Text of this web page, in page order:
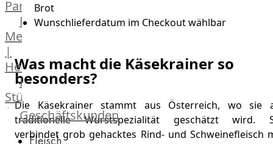
Partner
Männer
Metzger
|
Heinsberg
Feinkost
Stüttgen
|
Düsseldorf
Geschäftskunden
Fleisch
Brot
Wunschlieferdatum im Checkout wählbar
Was macht die Käsekrainer so
besonders?
Die Käsekrainer stammt aus Österreich, wo sie
traditionelle Wurstspezialität geschätzt wird.
verbindet grob gehacktes Rind- und Schweinefleisch